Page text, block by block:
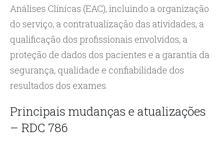
Análises Clínicas (EAC), incluindo a organização
do serviço, a contratualização das atividades, a
qualificação dos profissionais envolvidos, a
proteção de dados dos pacientes e a garantia da
segurança, qualidade e confiabilidade dos
resultados dos exames.
Principais mudanças e atualizações
– RDC 786